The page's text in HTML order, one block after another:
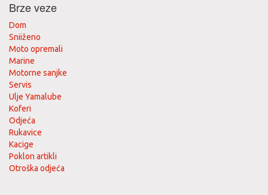
Brze veze
Dom
Sniiženo
Moto opremali
Marine
Motorne sanjke
Servis
Ulje Yamalube
Koferi
Odjeća
Rukavice
Kacige
Poklon artikli
Otroška odjeća